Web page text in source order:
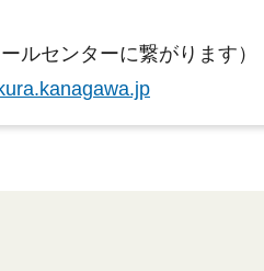
ルセンターに繋がります）